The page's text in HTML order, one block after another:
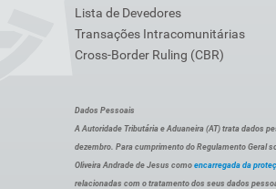
Lista de Devedores
Transações Intracomunitárias
Cross-Border Ruling (CBR)
Dados Pessoais
A Autoridade Tributária e Aduaneira (AT) trata dados
dezembro. Para cumprimento do Regulamento Geral
Oliveira Andrade de Jesus como encarregada da
relacionadas com o tratamento dos seus dados